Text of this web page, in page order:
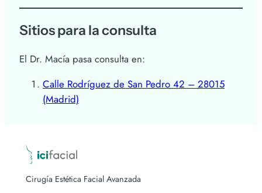
Sitios para la consulta
El Dr. Macía pasa consulta en:
Calle Rodríguez de San Pedro 42 – 28015
(Madrid)
Cirugía Estética Facial Avanzada